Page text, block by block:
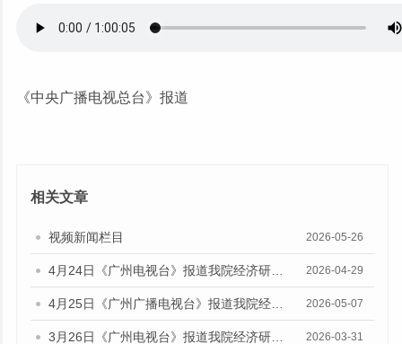
《中央广播电视总台》报道
相关文章
视频新闻栏目 2026-05-26
2026-04-29
2026-05-07
2026-03-31